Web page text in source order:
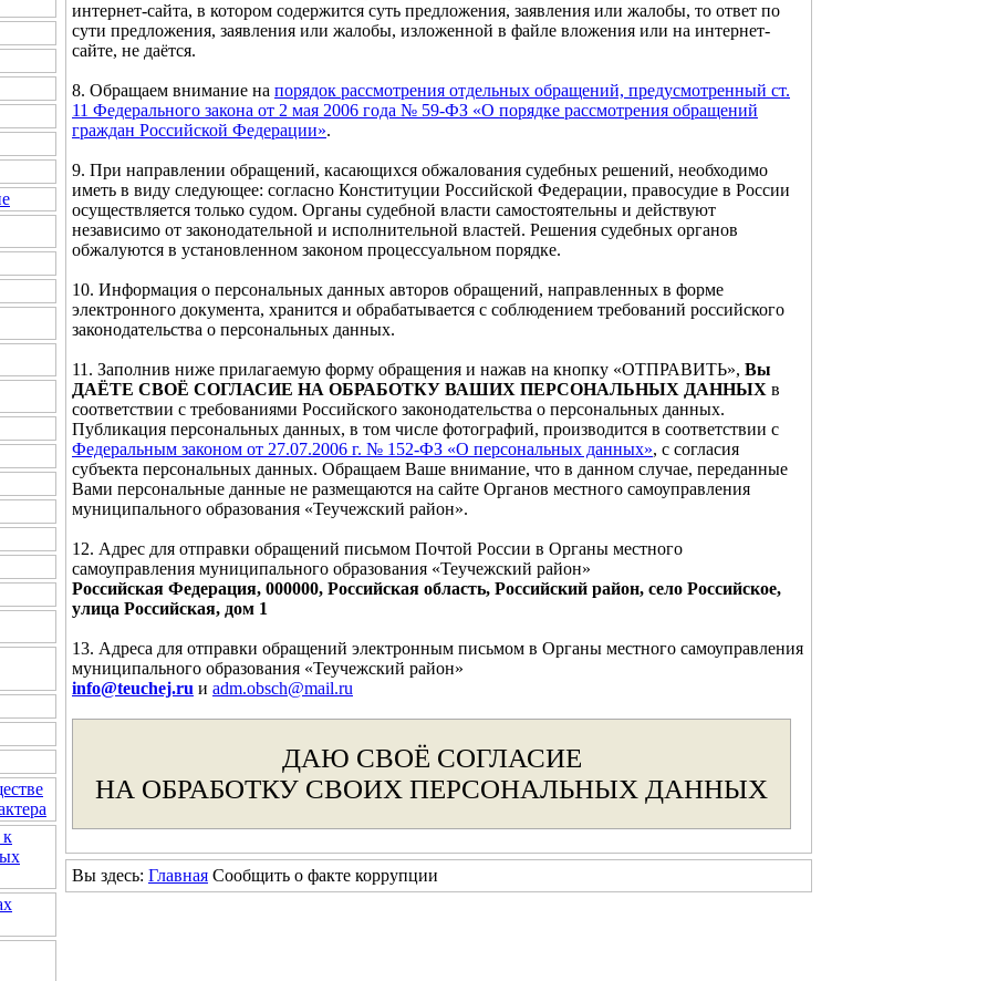
к
интернет-сайта, в котором содержится суть предложения, заявления или жалобы, то ответ по
сути предложения, заявления или жалобы, изложенной в файле вложения или на интернет-
сайте, не даётся.
8. Обращаем внимание на порядок рассмотрения отдельных обращений, предусмотренный ст.
11 Федерального закона от 2 мая 2006 года № 59-ФЗ «О порядке рассмотрения обращений
граждан Российской Федерации».
9. При направлении обращений, касающихся обжалования судебных решений, необходимо
иметь в виду следующее: согласно Конституции Российской Федерации, правосудие в России
осуществляется только судом. Органы судебной власти самостоятельны и действуют
независимо от законодательной и исполнительной властей. Решения судебных органов
обжалуются в установленном законом процессуальном порядке.
10. Информация о персональных данных авторов обращений, направленных в форме
электронного документа, хранится и обрабатывается с соблюдением требований российского
законодательства о персональных данных.
11. Заполнив ниже прилагаемую форму обращения и нажав на кнопку «ОТПРАВИТЬ», Вы
ДАЁТЕ СВОЁ СОГЛАСИЕ НА ОБРАБОТКУ ВАШИХ ПЕРСОНАЛЬНЫХ ДАННЫХ в
соответствии с требованиями Российского законодательства о персональных данных.
Публикация персональных данных, в том числе фотографий, производится в соответствии с
Федеральным законом от 27.07.2006 г. № 152-ФЗ «О персональных данных», с согласия
субъекта персональных данных. Обращаем Ваше внимание, что в данном случае, переданные
Вами персональные данные не размещаются на сайте Органов местного самоуправления
муниципального образования «Теучежский район».
12. Адрес для отправки обращений письмом Почтой России в Органы местного
самоуправления муниципального образования «Теучежский район»
Российская Федерация, 000000, Российская область, Российский район, село Российское,
улица Российская, дом 1
13. Адреса для отправки обращений электронным письмом в Органы местного самоуправления
муниципального образования «Теучежский район»
info@teuchej.ru и adm.obsch@mail.ru
ДАЮ СВОЁ СОГЛАСИЕ
НА ОБРАБОТКУ СВОИХ ПЕРСОНАЛЬНЫХ ДАННЫХ
Вы здесь: Главная Сообщить о факте коррупции